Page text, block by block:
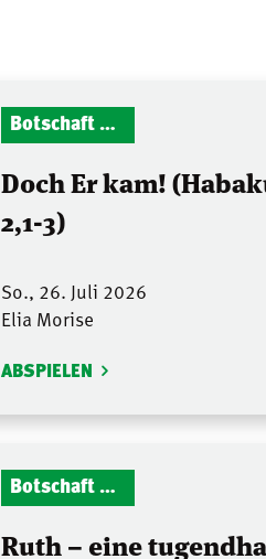
Botschaft Zionshalle
Doch Er kam!
2,1-3)
So., 26. Juli 2026
Elia Morise
ABSPIELEN
Botschaft Zionshalle
Ruth – eine